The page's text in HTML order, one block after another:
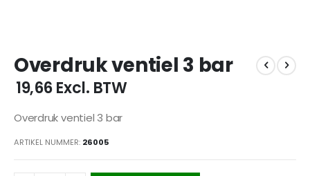
naar
het
begin
de
gallerij
Overdruk ventiel 3 bar
€ 19,66Excl. BTW
Overdruk ventiel 3 bar
ARTIKEL NUMMER 26005